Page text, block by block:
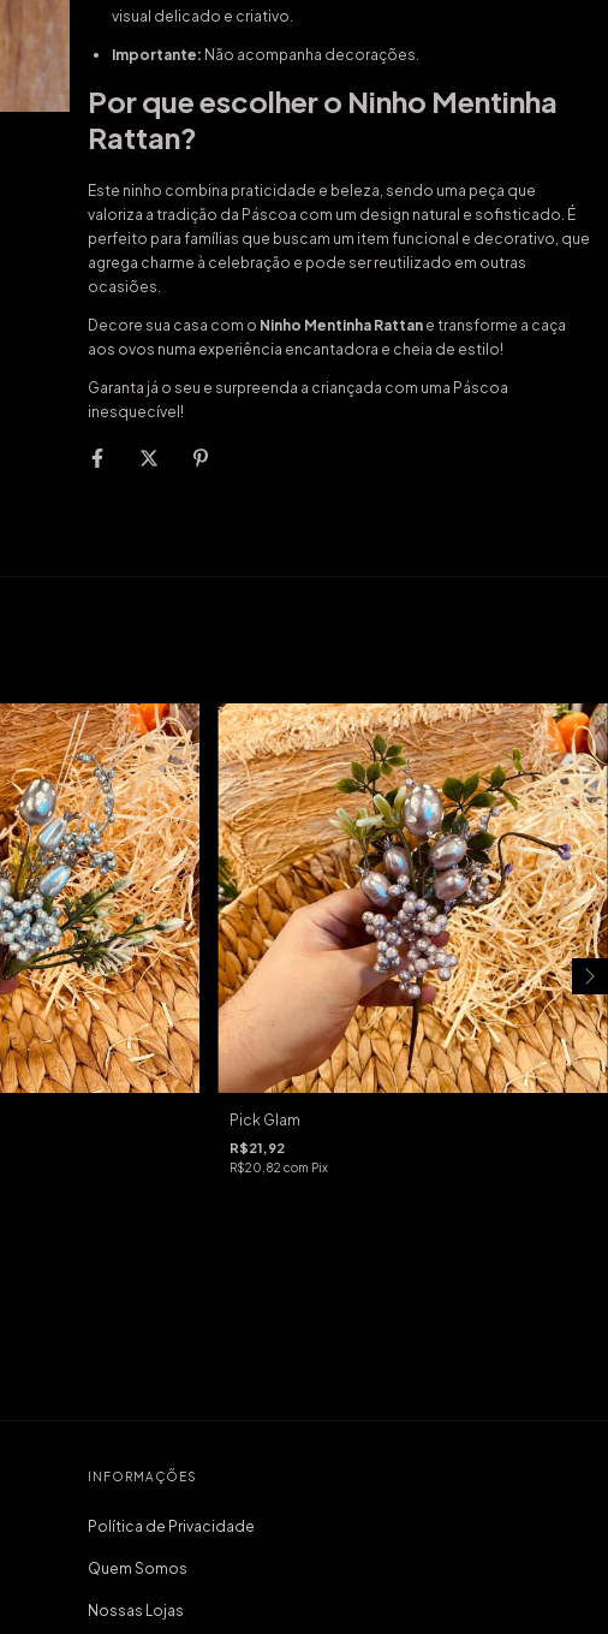
visual delicado e criativo.
Importante: Não acompanha decorações.
Por que escolher o Ninho Mentinha
Rattan?
Este ninho combina praticidade e beleza, sendo uma peça que
valoriza a tradição da Páscoa com um design natural e sofisticado. É
perfeito para famílias que buscam um item funcional e decorativo, que
agrega charme à celebração e pode ser reutilizado em outras
ocasiões.
Decore sua casa com o Ninho Mentinha Rattan e transforme a caça
aos ovos numa experiência encantadora e cheia de estilo!
Garanta já o seu e surpreenda a criançada com uma Páscoa
inesquecível!
Pick Glam
R$21,92
R$20,82com Pix
INFORMAÇÕES
Política de Privacidade
Quem Somos
Nossas Lojas